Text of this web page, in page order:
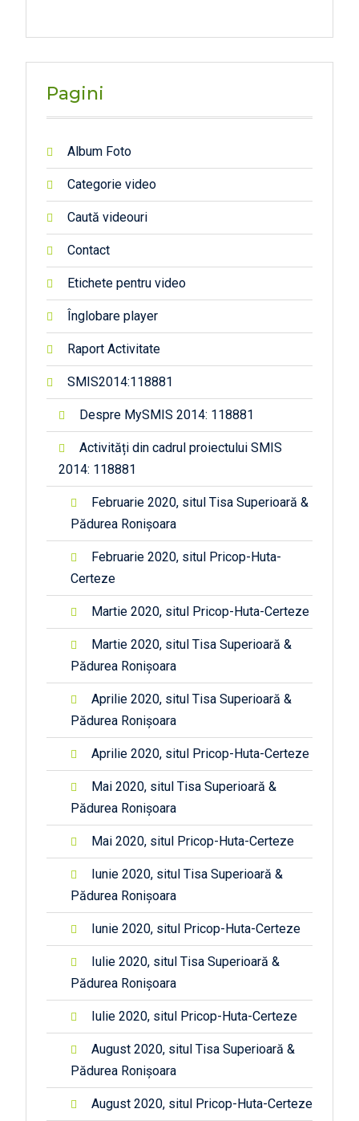
2
Pagini
Album Foto
Categorie video
Caută videouri
Contact
Etichete pentru video
Înglobare player
Raport Activitate
SMIS2014:118881
Despre MySMIS 2014: 118881
Activități din cadrul proiectului SMIS
2014: 118881
Februarie 2020, situl Tisa Superioară &
Pădurea Ronișoara
Februarie 2020, situl Pricop-Huta-
Certeze
Martie 2020, situl Pricop-Huta-Certeze
Martie 2020, situl Tisa Superioară &
Pădurea Ronișoara
Aprilie 2020, situl Tisa Superioară &
Pădurea Ronișoara
Aprilie 2020, situl Pricop-Huta-Certeze
Mai 2020, situl Tisa Superioară &
Pădurea Ronișoara
Mai 2020, situl Pricop-Huta-Certeze
Iunie 2020, situl Tisa Superioară &
Pădurea Ronișoara
Iunie 2020, situl Pricop-Huta-Certeze
Iulie 2020, situl Tisa Superioară &
Pădurea Ronișoara
Iulie 2020, situl Pricop-Huta-Certeze
August 2020, situl Tisa Superioară &
Pădurea Ronișoara
August 2020, situl Pricop-Huta-Certeze